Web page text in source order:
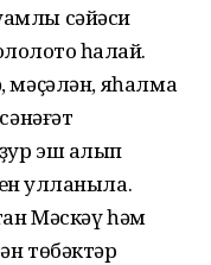
сәйәси
һаҡлай.
мәҫәлән, яһалма
эш алып
ҡулланыла.
Мәскәү һәм
төбәктәр